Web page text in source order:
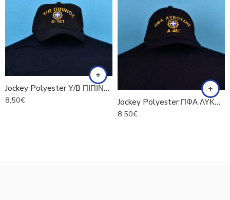
Jockey Polyester Υ/Β ΠΙΠΙΝΟΣ
8,50€
Jockey Polyester ΠΦΑ ΛΥΚΟΥΔΗΣ
8,50€